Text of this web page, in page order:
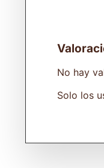
No hay
Solo los